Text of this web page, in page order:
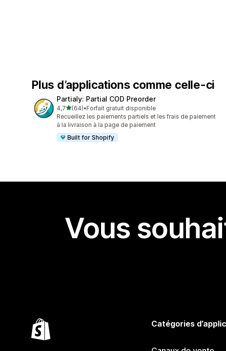
Plus d’applications comme celle-ci
Partialy: Partial COD Preorder
4,7étoile(s) sur 5
(64)
64 avis au total
•Forfait gratuit disponible
Recueillez les paiements partiels et les frais de paiement
à la livraison à la page de paiement
Built for Shopify
Vous
Catégories